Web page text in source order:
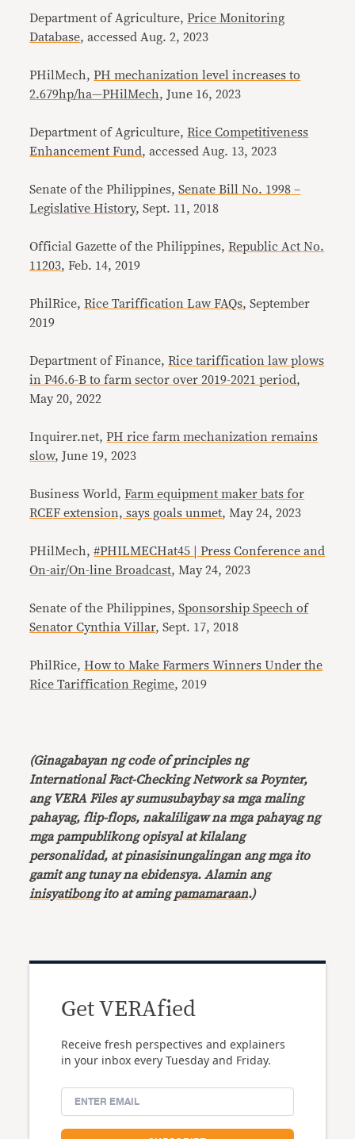
Department of Agriculture,Price Monitoring
Database, accessed Aug. 2, 2023
PHilMech,PH mechanization level increases to
2.679hp/ha—PHilMech, June 16, 2023
Department of Agriculture,Rice Competitiveness
Enhancement Fund, accessed Aug. 13, 2023
Senate of the Philippines,Senate Bill No. 1998 –
Legislative History, Sept. 11, 2018
Official Gazette of the Philippines,Republic Act No.
11203, Feb. 14, 2019
PhilRice,Rice Tariffication Law FAQs, September
2019
Department of Finance,Rice tariffication law plows
in P46.6-B to farm sector over 2019-2021 period,
May 20, 2022
Inquirer.net,PH rice farm mechanization remains
slow, June 19, 2023
Business World,Farm equipment maker bats for
RCEF extension, says goals unmet, May 24, 2023
PHilMech,#PHILMECHat45 | Press Conference and
On-air/On-line Broadcast, May 24, 2023
Senate of the Philippines,Sponsorship Speech of
Senator Cynthia Villar, Sept. 17, 2018
PhilRice,How to Make Farmers Winners Under the
Rice Tariffication Regime, 2019
(Ginagabayan ng code of principles ng
International Fact-Checking Network sa Poynter,
ang VERA Files ay sumusubaybay sa mga maling
pahayag, flip-flops, nakaliligaw na mga pahayag ng
mga pampublikong opisyal at kilalang
personalidad, at pinasisinungalingan ang mga ito
gamit ang tunay na ebidensya. Alamin ang
inisyatibongito at amingpamamaraan.)
Get VERAfied
Receive fresh perspectives and explainers
in your inbox every Tuesday and Friday.